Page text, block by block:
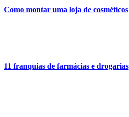
Como montar uma loja de cosméticos
11 franquias de farmácias e drogarias